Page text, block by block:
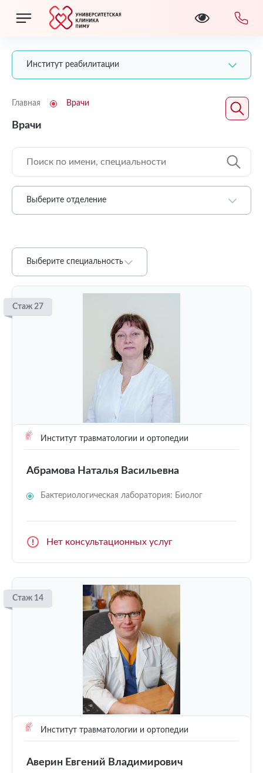
Институт реабилитации
Главная Врачи
Врачи
Выберите отделение
Выберите специальность
Стаж 27
Институт травматологии и ортопедии
Абрамова Наталья Васильевна
Бактериологическая лаборатория: Биолог
Нет консультационных услуг
Стаж 14
Институт травматологии и ортопедии
Аверин Евгений Владимирович